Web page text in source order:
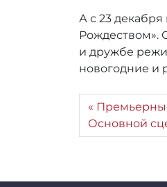
А с 23
Рождеством».
и дружбе
новогодние и
Основной